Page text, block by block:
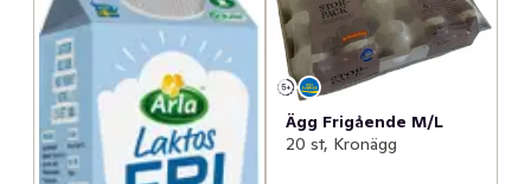
Ägg Frigående M/L
20 st, Kronägg